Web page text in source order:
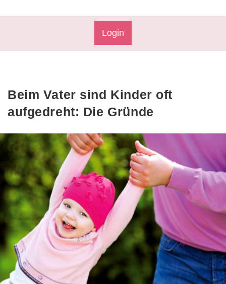
Login
Beim Vater sind Kinder oft
aufgedreht: Die Gründe